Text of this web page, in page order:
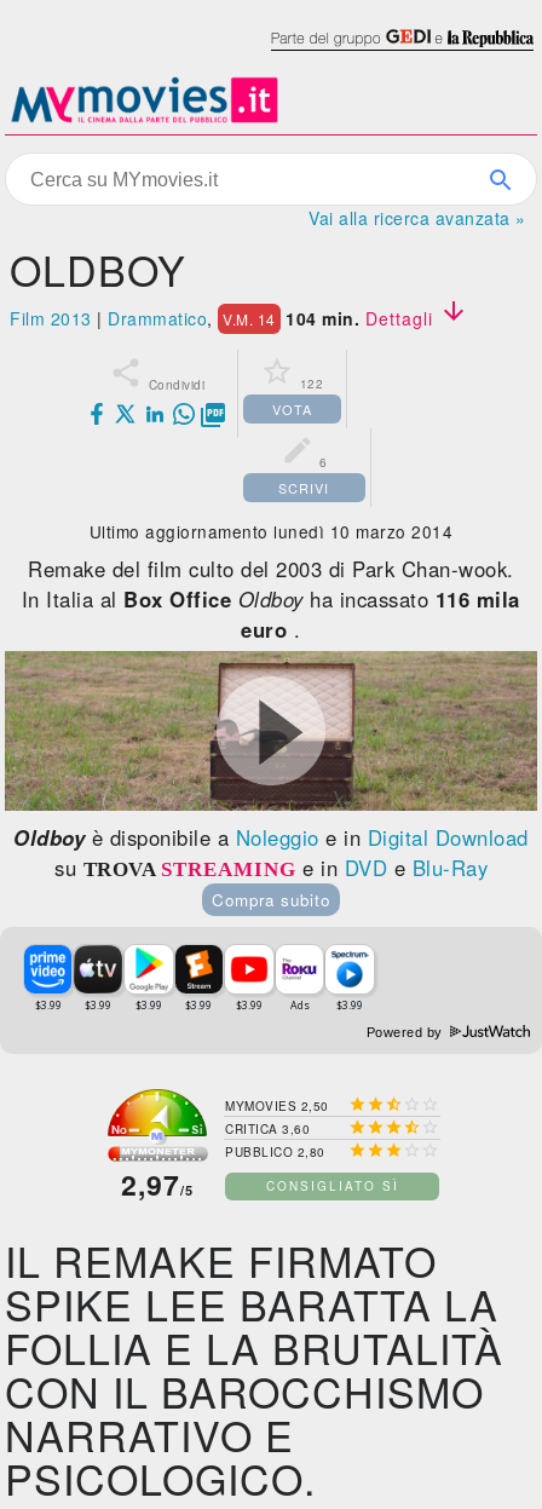
Vai alla ricerca avanzata »
OLDBOY
Film 2013 | Drammatico, V.M. 14 104 min. Dettagli 
 Condividi

 122
VOTA
 6
SCRIVI
Ultimo aggiornamento lunedì 10 marzo 2014
Remake del film culto del 2003 di Park Chan-wook.
In Italia al Box Office Oldboyha incassato 116 mila
euro .
Oldboyè disponibile a Noleggio e in Digital Download
su TROVA STREAMING e in DVD e Blu-Ray
Compra subito
Powered by
2,97/5
MYMOVIES 2,50   
CRITICA 3,60  
PUBBLICO 2,80   
CONSIGLIATO SÌ
IL REMAKE FIRMATO
SPIKE LEE BARATTA LA
FOLLIA E LA BRUTALITÀ
CON IL BAROCCHISMO
NARRATIVO E
PSICOLOGICO.